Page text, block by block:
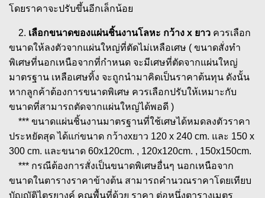
โดยราคาจะปรับขึ้นอีกเล็กน้อย
2. เลือกขนาดของแผ่นชิ้นงานโลหะ กว้าง x ยาว ควรเลือก
ขนาดให้ลงตัวจากแผ่นใหญ่ที่ตัดไม่เหลือเศษ ( ขนาดสั่งทำ
พิเศษที่นอกเหนือจากที่กำหนด จะมีเศษที่ตัดจากแผ่นใหญ่
มาตรฐาน เหลือเศษทิ้ง จะถูกนำมาคิดเป็นราคาต้นทุน ดังนั้น
หากลูกค้าต้องการขนาดพิเศษ ควรเลือกปรับให้เหมาะกับ
ขนาดที่สามารถตัดจากแผ่นใหญ่ได้พอดี )
*** ขนาดแผ่นชิ้นงานมาตรฐานที่ใช้เศษได้หมดลงตัวราคา
ประหยัดสุด ได้แก่ขนาด กว้างxยาว 120 x 240 cm. และ 150 x
300 cm. และขนาด 60x120cm. , 120x120cm. , 150x150cm.
*** กรณีต้องการสั่งเป็นขนาดพิเศษอื่นๆ นอกเหนือจาก
ขนาดในตารางราคาข้างต้น สามารถคำนวณราคาโดยเทียบ
บัญญัติไตรยางค์ คูณพื้นที่ด้วย ราคา ต่อหนึ่งตารางเมตร